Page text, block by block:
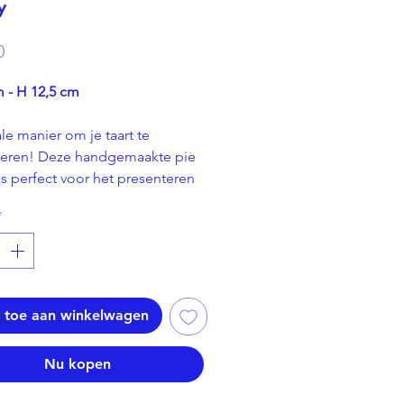
Prijs
- H 12,5 cm
manier om je taart te
Deze handgemaakte pie
perfect voor het presenteren
zoete of hartige lekkernij is,
zorgt ervoor dat je gerecht
schijnwerpers staat!
toe aan winkelwagen
Nu kopen